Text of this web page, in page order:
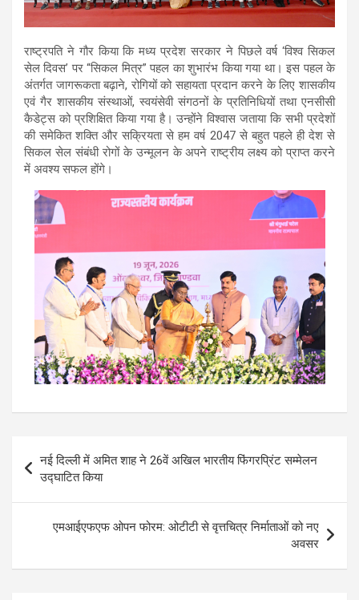
राष्ट्रपति ने गौर किया कि मध्य प्रदेश सरकार ने पिछले वर्ष ‘विश्व सिकल
सेल दिवस’ पर “सिकल मित्र” पहल का शुभारंभ किया गया था। इस पहल के
अंतर्गत जागरूकता बढ़ाने, रोगियों को सहायता प्रदान करने के लिए शासकीय
एवं गैर शासकीय संस्थाओं, स्वयंसेवी संगठनों के प्रतिनिधियों तथा एनसीसी
कैडेट्स को प्रशिक्षित किया गया है। उन्होंने विश्वास जताया कि सभी प्रदेशों
की समेकित शक्ति और सक्रियता से हम वर्ष 2047 से बहुत पहले ही देश से
सिकल सेल संबंधी रोगों के उन्मूलन के अपने राष्ट्रीय लक्ष्य को प्राप्त करने
में अवश्य सफल होंगे।
Post
navigation
नई दिल्ली में अमित शाह ने 26वें अखिल भारतीय फिंगरप्रिंट सम्मेलन
उद्घाटित किया
एमआईएफएफ ओपन फोरम: ओटीटी से वृत्तचित्र निर्माताओं को नए
अवसर